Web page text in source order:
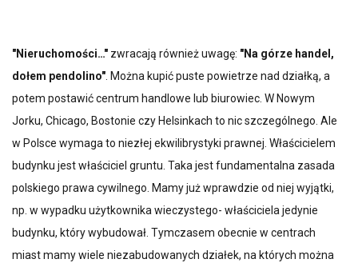
"Nieruchomości…" zwracają również uwagę: "Na górze handel,
dołem pendolino" . Można kupić puste powietrze nad działką, a
potem postawić centrum handlowe lub biurowiec. W Nowym
Jorku, Chicago, Bostonie czy Helsinkach to nic szczególnego. Ale
w Polsce wymaga to niezłej ekwilibrystyki prawnej. Właścicielem
budynku jest właściciel gruntu. Taka jest fundamentalna zasada
polskiego prawa cywilnego. Mamy już wprawdzie od niej wyjątki,
np. w wypadku użytkownika wieczystego- właściciela jedynie
budynku, który wybudował. Tymczasem obecnie w centrach
miast mamy wiele niezabudowanych działek, na których można